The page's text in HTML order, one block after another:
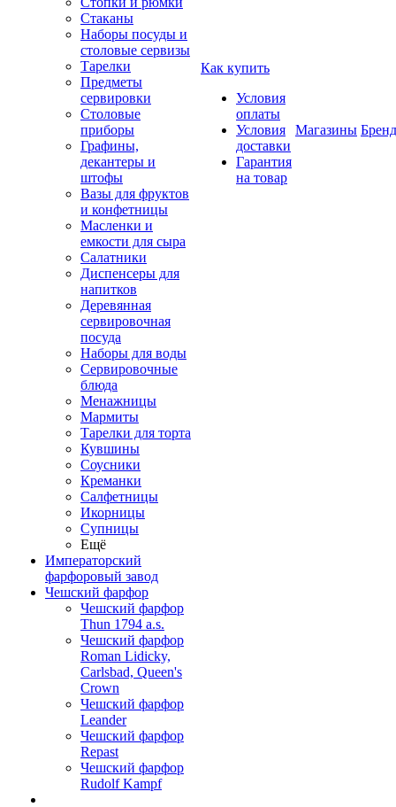
Стаканы
Наборы посуды и
столовые сервизы
Тарелки
Предметы
сервировки
Столовые
приборы
Графины,
декантеры и
штофы
Вазы для фруктов
и конфетницы
Масленки и
емкости для сыра
Салатники
Диспенсеры для
напитков
Деревянная
сервировочная
посуда
Наборы для воды
Сервировочные
блюда
Менажницы
Мармиты
Тарелки для торта
Кувшины
Соусники
Креманки
Салфетницы
Икорницы
Супницы
Ещё
Императорский
фарфоровый завод
Чешский фарфор
Чешский фарфор
Thun 1794 a.s.
Чешский фарфор
Roman Lidicky,
Carlsbad, Queen's
Crown
Чешский фарфор
Leander
Чешский фарфор
Repast
Чешский фарфор
Rudolf Kampf
Как купить
Условия
оплаты
Условия
доставки
Гарантия
на товар
Магазины